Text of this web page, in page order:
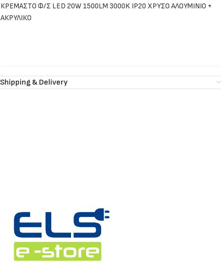
ΚΡΕΜΑΣΤΟ Φ/Σ LED 20W 1500LM 3000K IP20 ΧΡΥΣΟ ΑΛΟΥΜΙΝΙΟ +
ΑΚΡΥΛΙΚΟ
Shipping & Delivery